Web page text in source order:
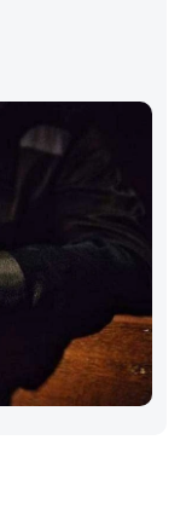
Madrid